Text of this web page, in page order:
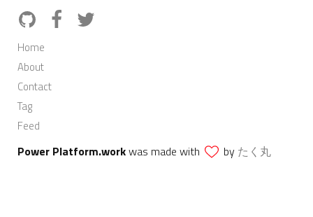
Home
About
Contact
Tag
Feed
Power Platform.workwas made with by たく丸